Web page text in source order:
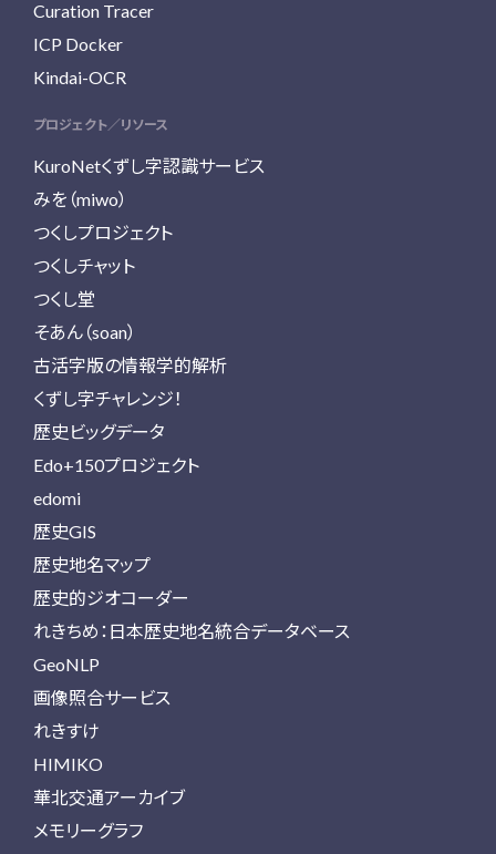
Curation Tracer
ICP Docker
Kindai-OCR
プロジェクト／リソース
KuroNetくずし字認識サービス
みを（miwo）
つくしプロジェクト
つくしチャット
つくし堂
そあん（soan）
古活字版の情報学的解析
くずし字チャレンジ！
歴史ビッグデータ
Edo+150プロジェクト
edomi
歴史GIS
歴史地名マップ
歴史的ジオコーダー
れきちめ：日本歴史地名統合データベース
GeoNLP
画像照合サービス
れきすけ
HIMIKO
華北交通アーカイブ
メモリーグラフ